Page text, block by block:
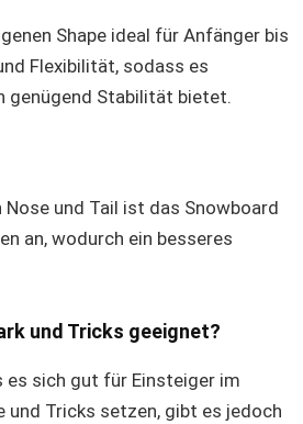
Shape ideal für Anfänger bis
Flexibilität, sodass es
genügend Stabilität bietet.
und Tail ist das Snowboard
an, wodurch ein besseres
und Tricks geeignet?
sich gut für Einsteiger im
und Tricks setzen, gibt es jedoch